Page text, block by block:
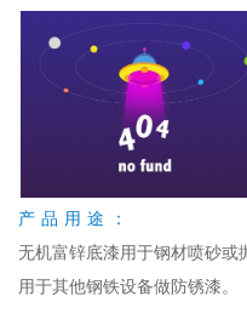
产品用途：
无机富锌底漆用于钢材喷砂或
用于其他钢铁设备做防锈漆。